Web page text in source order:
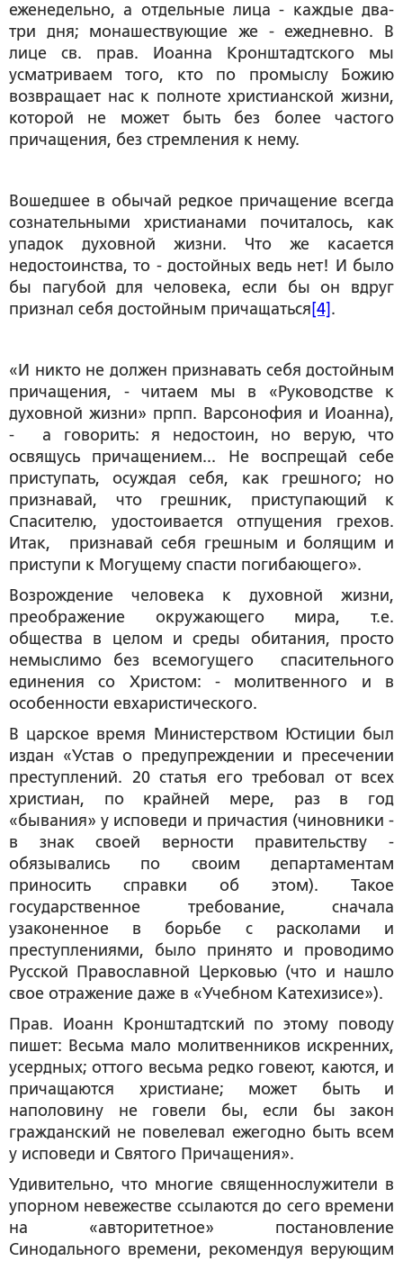
еженедельно, а отдельные лица - каждые два-
три дня; монашествующие же - ежедневно. В
лице св. прав. Иоанна Кронштадтского мы
усматриваем того, кто по промыслу Божию
возвращает нас к полноте христианской жизни,
которой не может быть без более частого
причащения, без стремления к нему.
Вошедшее в обычай редкое причащение всегда
сознательными христианами почиталось, как
упадок духовной жизни. Что же касается
недостоинства, то - достойных ведь нет! И было
бы пагубой для человека, если бы он вдруг
признал себя достойным причащаться [4] .
«И никто не должен признавать себя достойным
причащения, - читаем мы в «Руководстве к
духовной жизни» прпп. Варсонофия и Иоанна),
- а говорить: я недостоин, но верую, что
освящусь причащением... Не воспрещай себе
приступать, осуждая себя, как грешного; но
признавай, что грешник, приступающий к
Спасителю, удостоивается отпущения грехов.
Итак, признавай себя грешным и болящим и
приступи к Могущему спасти погибающего».
Возрождение человека к духовной жизни,
преображение окружающего мира, т.е.
общества в целом и среды обитания, просто
немыслимо без всемогущего спасительного
единения со Христом: - молитвенного и в
особенности евхаристического.
В царское время Министерством Юстиции был
издан «Устав о предупреждении и пресечении
преступлений. 20 статья его требовал от всех
христиан, по крайней мере, раз в год
«бывания» у исповеди и причастия (чиновники -
в знак своей верности правительству -
обязывались по своим департаментам
приносить справки об этом). Такое
государственное требование, сначала
узаконенное в борьбе с расколами и
преступлениями, было принято и проводимо
Русской Православной Церковью (что и нашло
свое отражение даже в «Учебном Катехизисе»).
Прав. Иоанн Кронштадтский по этому поводу
пишет: Весьма мало молитвенников искренних,
усердных; оттого весьма редко говеют, каются, и
причащаются христиане; может быть и
наполовину не говели бы, если бы закон
гражданский не повелевал ежегодно быть всем
у исповеди и Святого Причащения».
Удивительно, что многие священнослужители в
упорном невежестве ссылаются до сего времени
на «авторитетное» постановление
Синодального времени, рекомендуя верующим